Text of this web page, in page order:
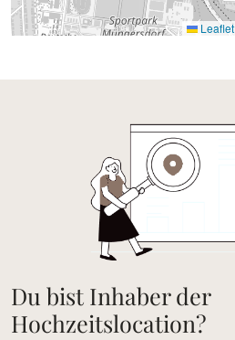
Leaflet
Du bist Inhaber der
Hochzeitslocation?